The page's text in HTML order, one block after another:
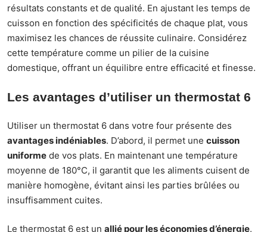
résultats constants et de qualité. En ajustant les temps de
cuisson en fonction des spécificités de chaque plat, vous
maximisez les chances de réussite culinaire. Considérez
cette température comme un pilier de la cuisine
domestique, offrant un équilibre entre efficacité et finesse.
Les avantages d’utiliser un thermostat 6
Utiliser un thermostat 6 dans votre four présente des
avantages indéniables. D’abord, il permet une cuisson
uniforme de vos plats. En maintenant une température
moyenne de 180°C, il garantit que les aliments cuisent de
manière homogène, évitant ainsi les parties brûlées ou
insuffisamment cuites.
Le thermostat 6 est un allié pour les économies d’énergie.